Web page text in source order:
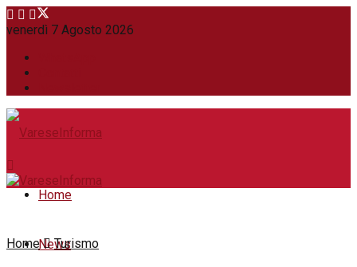
venerdì 7 Agosto 2026
Home
News
Home Turismo